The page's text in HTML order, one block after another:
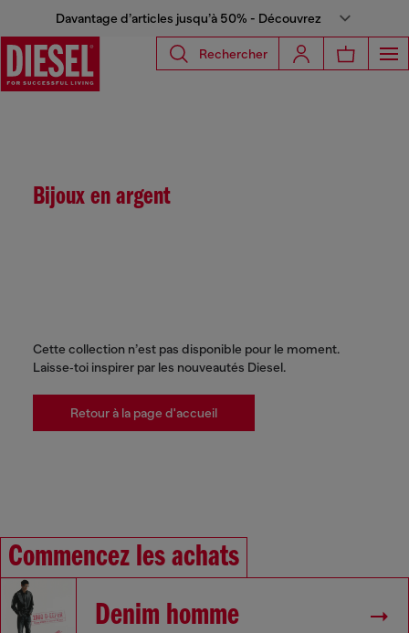
Davantage d’articles jusqu’à 50% - Découvrez
Rechercher
Bijoux en argent
Cette collection n’est pas disponible pour le moment.
Laisse‑toi inspirer par les nouveautés Diesel.
Retour à la page d'accueil
Commencez les achats
Denim homme